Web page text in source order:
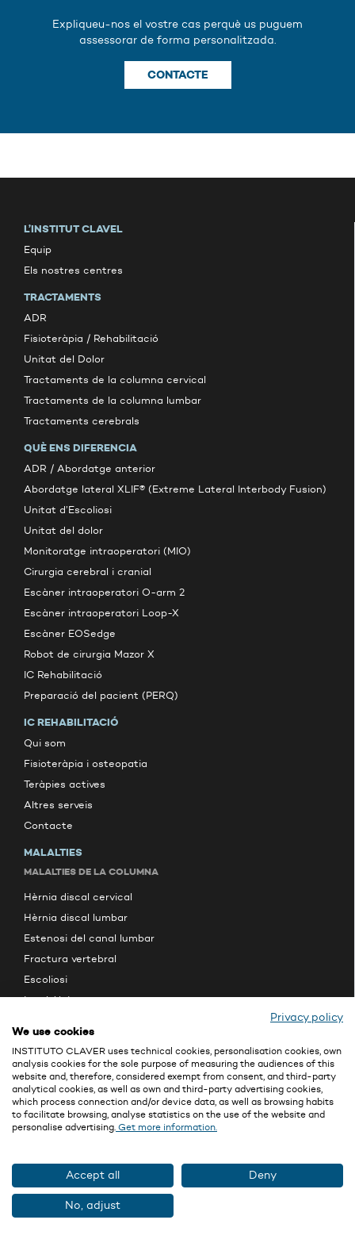
Expliqueu-nos el vostre cas perquè us puguem
assessorar de forma personalitzada.
CONTACTE
L’INSTITUT CLAVEL
Equip
Els nostres centres
TRACTAMENTS
ADR
Fisioteràpia / Rehabilitació
Unitat del Dolor
Tractaments de la columna cervical
Tractaments de la columna lumbar
Tractaments cerebrals
QUÈ ENS DIFERENCIA
ADR / Abordatge anterior
Abordatge lateral XLIF® (Extreme Lateral Interbody Fusion)
Unitat d’Escoliosi
Unitat del dolor
Monitoratge intraoperatori (MIO)
Cirurgia cerebral i cranial
Escàner intraoperatori O-arm 2
Escàner intraoperatori Loop-X
Escàner EOSedge
Robot de cirurgia Mazor X
IC Rehabilitació
Preparació del pacient (PERQ)
IC REHABILITACIÓ
Qui som
Fisioteràpia i osteopatia
Teràpies actives
Altres serveis
Contacte
MALALTIES
MALALTIES DE LA COLUMNA
Hèrnia discal cervical
Hèrnia discal lumbar
Estenosi del canal lumbar
Fractura vertebral
Escoliosi
Lumbàlgia
Hidrocefàlia
Epilèpsia
Neuràlgia del trigemin
Malaltia de Parkinson
Tremolor essencial
FUNDACIÓN CLAVEL
Privacy policy
We use cookies
INSTITUTO CLAVER uses technical cookies, personalisation cookies, own
analysis cookies for the sole purpose of measuring the audiences of this
website and, therefore, considered exempt from consent, and third-party
analytical cookies, as well as own and third-party advertising cookies,
which process connection and/or device data, as well as browsing habits
to facilitate browsing, analyse statistics on the use of the website and
personalise advertising. Get more information.
Accept all Deny
No, adjust